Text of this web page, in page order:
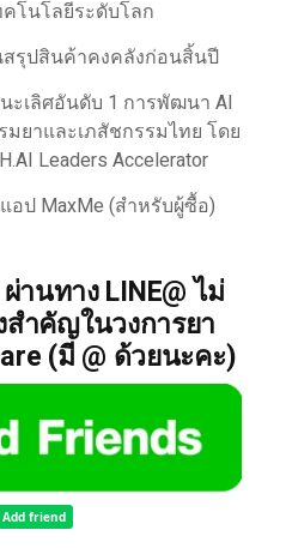
คโนโลยีระดับโลก
รุปสินค้าคงคลังก่อนสิ้นปี
ะเลิศอันดับ 1 การพัฒนา AI
ยาและเภสัชกรรมไทย โดย
Leaders Accelerator
อป MaxMe (สำหรับผู้ซื้อ)
านทาง LINE@ ไม่
ำคัญในวงการยา
(มี @ ด้วยนะคะ)